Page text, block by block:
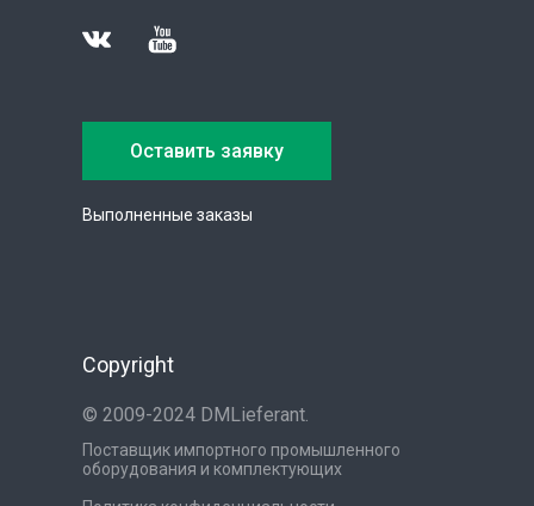
Оставить заявку
Выполненные заказы
Copyright
© 2009-2024 DMLieferant.
Поставщик импортного промышленного
оборудования и комплектующих